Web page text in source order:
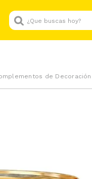
¿Que buscas hoy?
de Decoración